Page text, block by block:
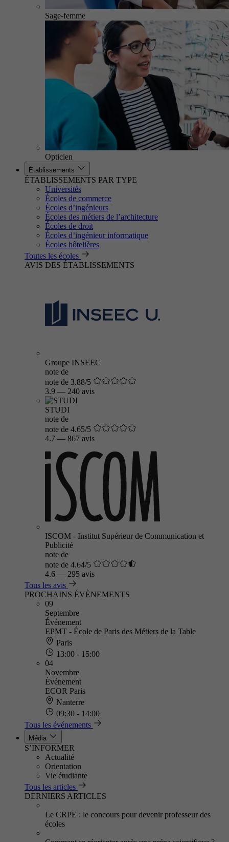
Sage-femme
Opticien
Établissements
ÉTABLISSEMENTS PAR TYPE
Universités
Écoles de commerce
Écoles d’ingénieurs
Écoles des métiers de l’architecture
Écoles de droit
Écoles d’ingénieur informatique
Écoles hôtelières
Toutes les écoles
AVIS DES ÉTABLISSEMENTS
Groupe INSEEC
note de
note de 3.88/5
3.9 — 240 avis
STUDI
note de
note de 4.65/5
4.7 — 867 avis
ISCOM - Institut Supérieur de Communication et
Publicité
note de
note de 4.64/5
4.6 — 295 avis
Tous les avis
PROCHAINS ÉVÈNEMENTS
09
Septembre
Événement
EPMT - École de Paris des Métiers de la Table
Paris
13:00 - 15:00
04
Novembre
Événement
ECOR Paris
Nanterre
09:30 - 14:00
Tous les événements
Média
S’INFORMER
Actualité
Orientation
Vie étudiante
Tous les articles
DERNIERS ARTICLES
Le CRPE : le concours pour devenir professeur des
écoles